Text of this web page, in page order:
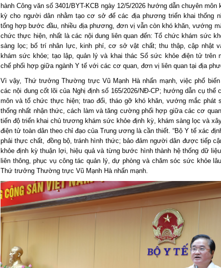
hành Công văn số 3401/BYT-KCB ngày 12/5/2026 hướng dẫn chuyên môn
kỳ cho người dân nhằm tạo cơ sở để các địa phương triển khai thống
tổng hợp bước đầu, nhiều địa phương, đơn vị vẫn còn khó khăn, vướng
chức thực hiện, nhất là các nội dung liên quan đến: Tổ chức khám sức
sàng lọc; bố trí nhân lực, kinh phí, cơ sở vật chất; thu thập, cập nhật
khám sức khỏe; tạo lập, quản lý và khai thác Sổ sức khỏe điện tử trên
chế phối hợp giữa ngành Y tế với các cơ quan, đơn vị liên quan tại địa
Vì vậy, Thứ trưởng Thường trực Vũ Mạnh Hà nhấn mạnh, việc phổ
các nội dung cốt lõi của Nghị định số 165/2026/NĐ-CP; hướng dẫn cụ thể
môn và tổ chức thực hiện; trao đổi, tháo gỡ khó khăn, vướng mắc phát
thống nhất nhận thức, cách làm và tăng cường phối hợp giữa các cơ
tiến độ triển khai chủ trương khám sức khỏe định kỳ, khám sàng lọc và
điện tử toàn dân theo chỉ đạo của Trung ương là cần thiết. “Bộ Y tế xác
phải thực chất, đồng bộ, tránh hình thức; bảo đảm người dân được tiếp
khỏe định kỳ thuận lợi, hiệu quả và từng bước hình thành hệ thống dữ
liên thông, phục vụ công tác quản lý, dự phòng và chăm sóc sức khỏe lâu
Thứ trưởng Thường trực Vũ Mạnh Hà nhấn mạnh.